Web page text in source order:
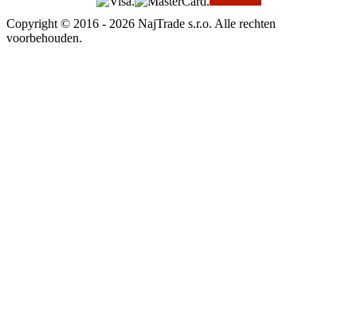
Copyright © 2016 - 2026 NajTrade s.r.o. Alle rechten
voorbehouden.